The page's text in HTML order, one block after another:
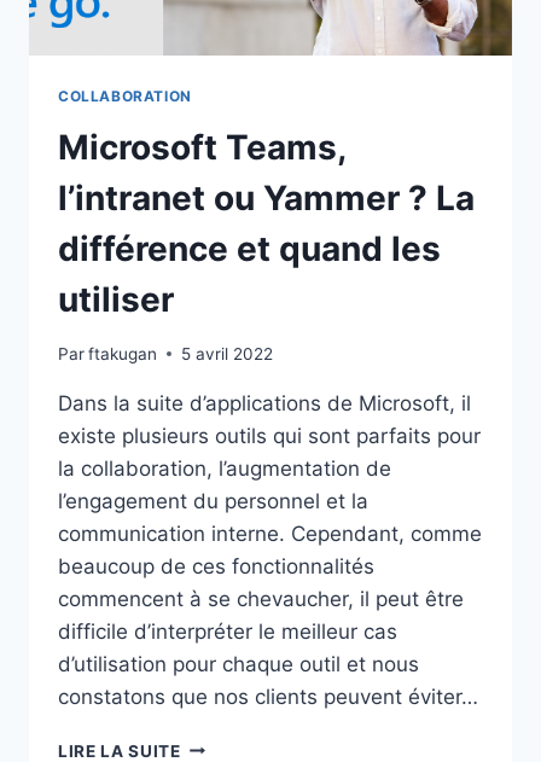
VOTRE
COLLABORATION
Microsoft Teams,
l’intranet ou Yammer ? La
différence et quand les
utiliser
Parftakugan 5 avril 2022
Dans la suite d’applications de Microsoft, il
existe plusieurs outils qui sont parfaits pour
la collaboration, l’augmentation de
l’engagement du personnel et la
communication interne. Cependant, comme
beaucoup de ces fonctionnalités
commencent à se chevaucher, il peut être
difficile d’interpréter le meilleur cas
d’utilisation pour chaque outil et nous
constatons que nos clients peuvent éviter…
LIRE LA SUITEMICROSOFT